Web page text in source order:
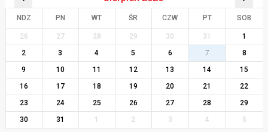
NDZ PN WT ŚR CZW PT SOB
26 27 28 29 30 31
1
2
3 4 5 6 7
8
9
10 11 12 13 14
15
16
17 18 19 20 21
22
23
24 25 26 27 28
29
30
31 1 2 3 4 5